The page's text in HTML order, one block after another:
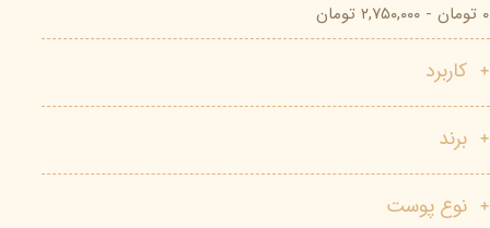
۰ تومان - ۲,۷۵۰,۰۰۰ تومان
کاربرد
برند
نوع پوست